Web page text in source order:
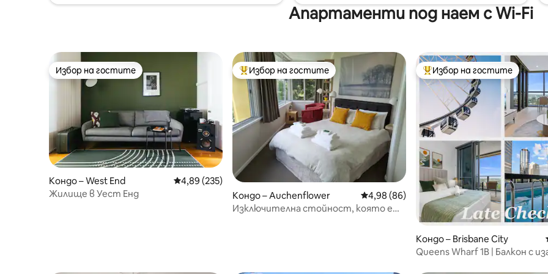
Апартаменти под наем с Wi-Fi
Избор на гостите
Избор на гостите
Кондо – West End Средна оценка: 4,89 от 5, 235 отзива
4,89 (235)
Жилище в Уест Енд
Най-популярен избор на гостите
Избор на гостите
Кондо – Auchenflower Средна оценка: 4,98 от 5, 86 отзива
4,98 (86)
Изключителна стойност, която е
Най-популярен избор на
Избор на гостите
Кондо – Brisbane City
Queens Wharf 1B | Балкон с